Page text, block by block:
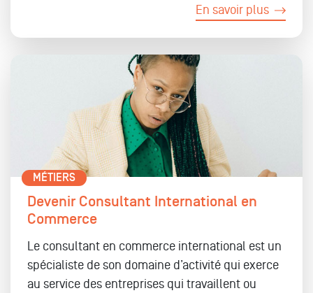
En savoir plus
MÉTIERS
Devenir Consultant International en
Commerce
Le consultant en commerce international est un
spécialiste de son domaine d’activité qui exerce
au service des entreprises qui travaillent ou